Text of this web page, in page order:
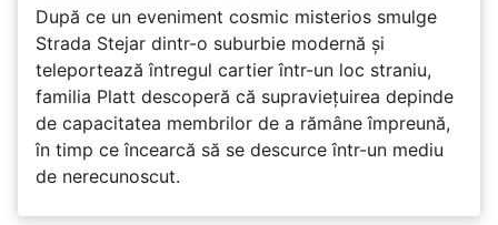
După ce un eveniment cosmic misterios smulge
Strada Stejar dintr-o suburbie modernă și
teleportează întregul cartier într-un loc straniu,
familia Platt descoperă că supraviețuirea depinde
de capacitatea membrilor de a rămâne împreună,
în timp ce încearcă să se descurce într-un mediu
de nerecunoscut.